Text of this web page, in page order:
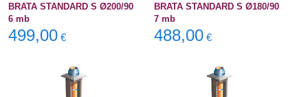
BRATA STANDARD S Ø200/90
6 mb
499,00 €
BRATA STANDARD S Ø180/90
7 mb
488,00 €